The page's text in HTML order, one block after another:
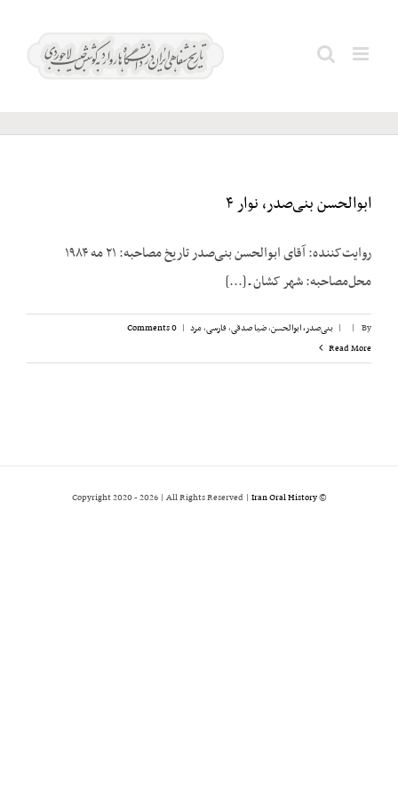
بجنوردی؛
ابوالحسن بنی‌صدر، نوار ۴
روایت‌کننده: آقای ابوالحسن بنی‌صدر تاریخ مصاحبه: ۲۱ مه ۱۹۸۴
محل‌مصاحبه: شهر کشان ـ [...]
By
|
| بنی‌صدر، ابوالحسن,ضیا صدقی,فارسی,مرد |
0 Comments
Read More
© Copyright 2020 -
2026 | All Rights Reserved | Iran Oral History